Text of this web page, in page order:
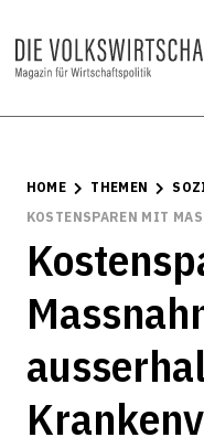
HOME THEMEN
KOSTENSPAREN MIT